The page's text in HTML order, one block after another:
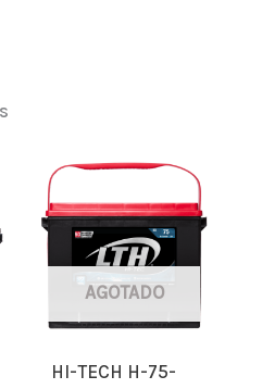
AGOTADO
HI-TECH H-75-